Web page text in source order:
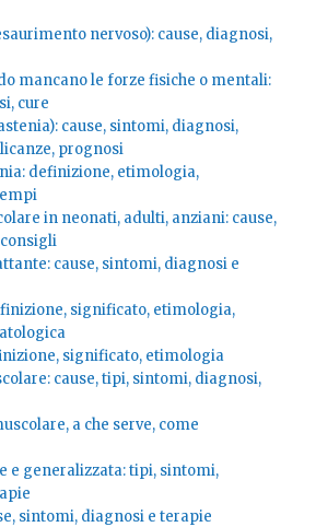
nervoso): cause, diagnosi,
mancano le forze fisiche o mentali:
cure
cause, sintomi, diagnosi,
prognosi
definizione, etimologia,
in neonati, adulti, anziani: cause,
cause, sintomi, diagnosi e
significato, etimologia,
significato, etimologia
cause, tipi, sintomi, diagnosi,
a che serve, come
e generalizzata: tipi, sintomi,
sintomi, diagnosi e terapie